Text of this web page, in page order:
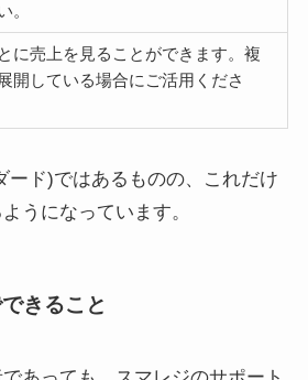
。
に売上を見ることができます。複
開している場合にご活用くださ
ード)ではあるものの、これだけ
うになっています。
きること